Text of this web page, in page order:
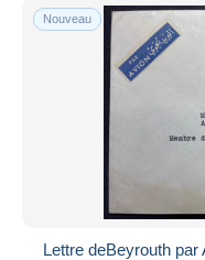
Nouveau
Lettre deBeyrouth